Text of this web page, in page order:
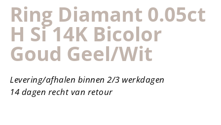
Ring Diamant 0.05ct
H Si 14K Bicolor
Goud Geel/wit
Levering/afhalen binnen 2/3 werkdagen
14 dagen recht van retour